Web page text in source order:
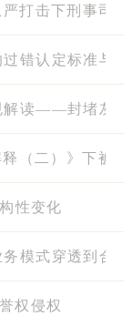
打击下刑事司
错认定标准与
解读——封堵灰
（二）》下被
性变化
务模式穿透到
权侵权